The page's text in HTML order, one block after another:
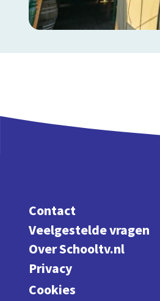
Contact
Veelgestelde vragen
Over Schooltv.nl
Privacy
Cookies